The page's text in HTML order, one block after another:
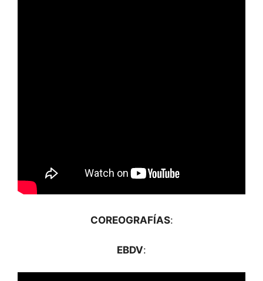
COREOGRAFÍAS:
EBDV: